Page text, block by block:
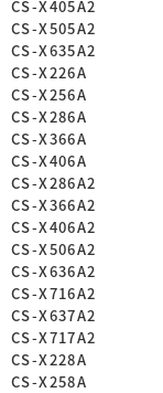
CS-X405A2
CS-X505A2
CS-X635A2
CS-X226A
CS-X256A
CS-X286A
CS-X366A
CS-X406A
CS-X286A2
CS-X366A2
CS-X406A2
CS-X506A2
CS-X636A2
CS-X716A2
CS-X637A2
CS-X717A2
CS-X228A
CS-X258A